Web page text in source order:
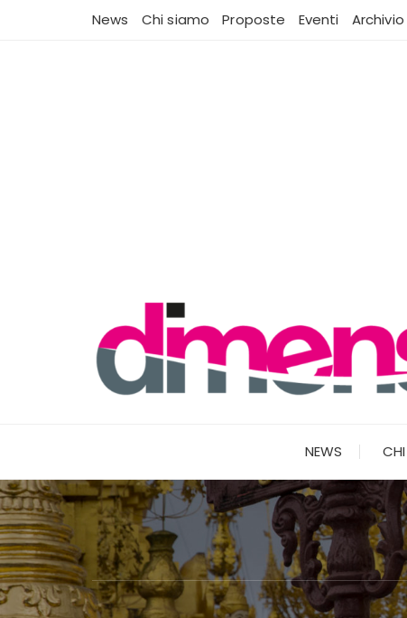
News Chi siamo Proposte Eventi Archivio
NEWS